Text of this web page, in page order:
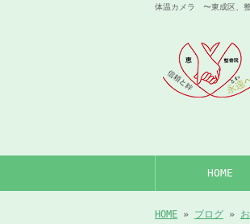
体温カメラ 〜東成区、
HOME
HOME » ブログ »